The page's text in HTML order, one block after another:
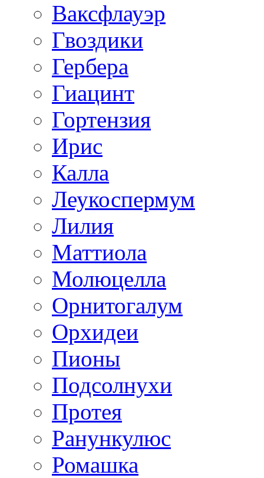
Ваксфлауэр
Гвоздики
Гербера
Гиацинт
Гортензия
Ирис
Калла
Леукоспермум
Лилия
Маттиола
Молюцелла
Орнитогалум
Орхидеи
Пионы
Подсолнухи
Протея
Ранункулюс
Ромашка